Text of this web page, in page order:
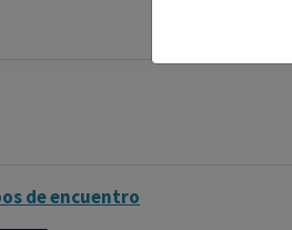
prescribir o
profesional.
de encuentro